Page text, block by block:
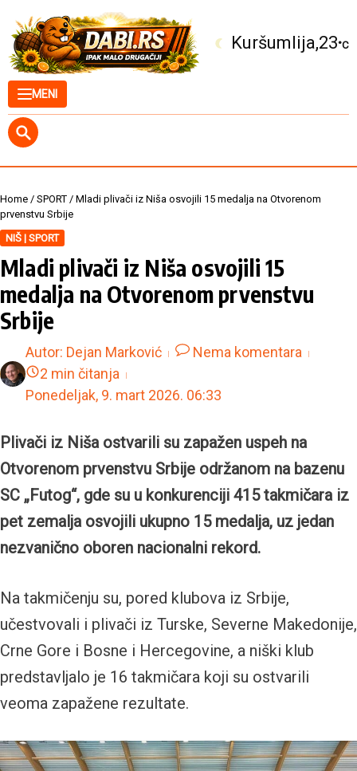
MENI
Kuršumlija 23°C
Home / SPORT / Mladi plivači iz Niša osvojili 15 medalja na Otvorenom
prvenstvu Srbije
NIŠ | SPORT
Mladi plivači iz Niša osvojili 15
medalja na Otvorenom prvenstvu
Srbije
Autor: Dejan Marković
Nema komentara
2 min čitanja
Ponedeljak, 9. mart 2026. 06:33
Plivači iz Niša ostvarili su zapažen uspeh na
Otvorenom prvenstvu Srbije održanom na bazenu
SC „Futog“, gde su u konkurenciji 415 takmičara iz
pet zemalja osvojili ukupno 15 medalja, uz jedan
nezvanično oboren nacionalni rekord.
Na takmičenju su, pored klubova iz Srbije,
učestvovali i plivači iz Turske, Severne Makedonije,
Crne Gore i Bosne i Hercegovine, a niški klub
predstavljalo je 16 takmičara koji su ostvarili
veoma zapažene rezultate.